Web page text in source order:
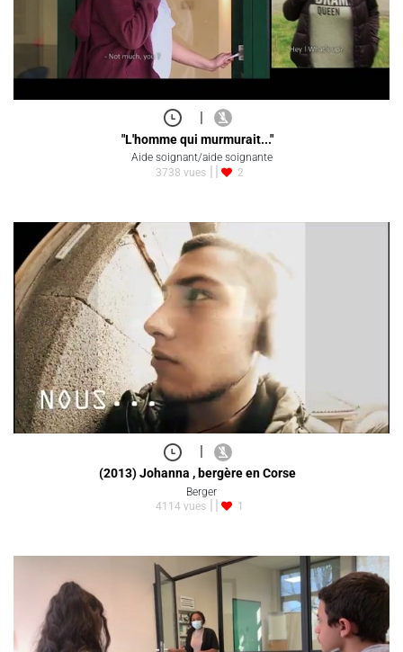
|
"L'homme qui murmurait..."
Aide soignant/aide soignante
3738 vues
2
|
(2013) Johanna , bergère en Corse
Berger
4114 vues
1